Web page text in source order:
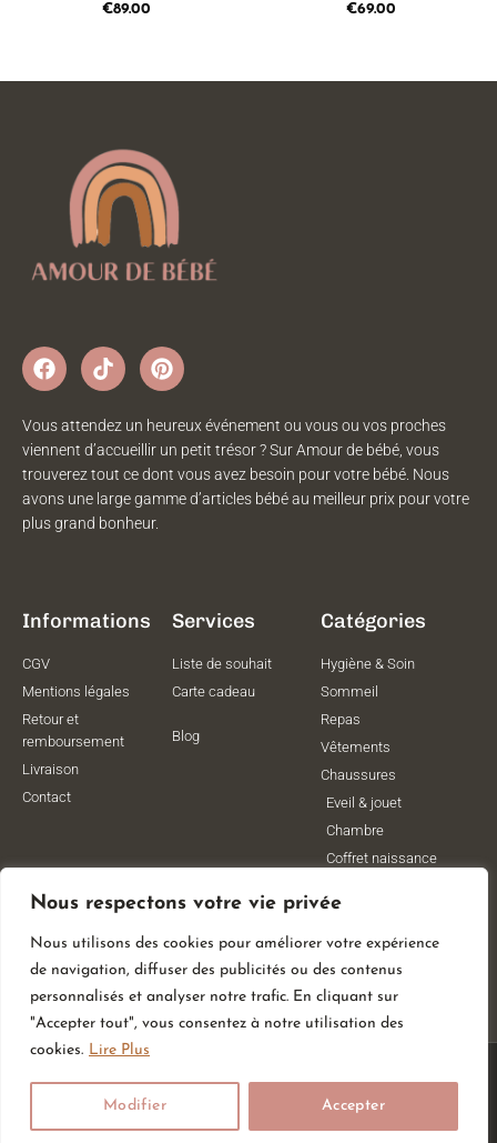
Nous respectons votre vie privée
Nous utilisons des cookies pour améliorer votre expérience
de navigation, diffuser des publicités ou des contenus
personnalisés et analyser notre trafic. En cliquant sur
"Accepter tout", vous consentez à notre utilisation des
cookies. Lire Plus
Modifier Accepter
€89.00
€69.00
Vous attendez un heureux événement ou vous ou vos proches
viennent d’accueillir un petit trésor ? Sur Amour de bébé, vous
trouverez tout ce dont vous avez besoin pour votre bébé. Nous
avons une large gamme d’articles bébé au meilleur prix pour votre
plus grand bonheur.
Informations
CGV
Mentions légales
Retour et
remboursement
Livraison
Contact
Services
Liste de souhait
Carte cadeau
Blog
Catégories
Hygiène & Soin
Sommeil
Repas
Vêtements
Chaussures
Eveil & jouet
Chambre
Coffret naissance
Vêtements de
grossesse
Lithothérapie
Poussettes
© All Rights Reserved
By Web Coast